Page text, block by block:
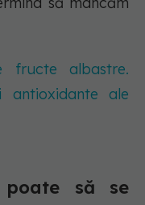
fructe albastre.
antioxidante ale
să se